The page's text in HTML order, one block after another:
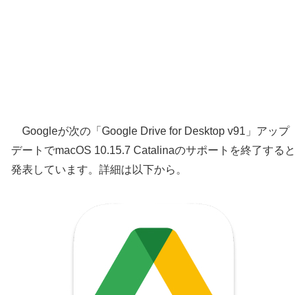
Googleが次の「Google Drive for Desktop v91」アップ
デートでmacOS 10.15.7 Catalinaのサポートを終了すると
発表しています。詳細は以下から。